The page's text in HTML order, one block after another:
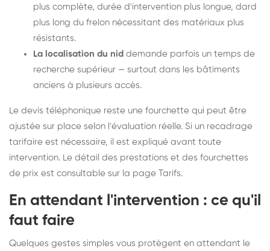
plus complète, durée d'intervention plus longue, dard
plus long du frelon nécessitant des matériaux plus
résistants.
La localisation du nid demande parfois un temps de
recherche supérieur — surtout dans les bâtiments
anciens à plusieurs accès.
Le devis téléphonique reste une fourchette qui peut être
ajustée sur place selon l'évaluation réelle. Si un recadrage
tarifaire est nécessaire, il est expliqué avant toute
intervention. Le détail des prestations et des fourchettes
de prix est consultable sur la page Tarifs.
En attendant l'intervention : ce qu'il
faut faire
Quelques gestes simples vous protègent en attendant le